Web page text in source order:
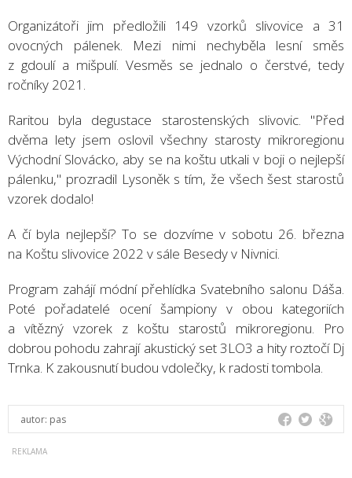
Organizátoři jim předložili 149 vzorků slivovice a 31
ovocných pálenek. Mezi nimi nechyběla lesní směs
z gdoulí a mišpulí. Vesměs se jednalo o čerstvé, tedy
ročníky 2021.
Raritou byla degustace starostenských slivovic. "Před
dvěma lety jsem oslovil všechny starosty mikroregionu
Východní Slovácko, aby se na koštu utkali v boji o nejlepší
pálenku," prozradil Lysoněk s tím, že všech šest starostů
vzorek dodalo!
A čí byla nejlepší? To se dozvíme v sobotu 26. března
na Koštu slivovice 2022 v sále Besedy v Nivnici.
Program zahájí módní přehlídka Svatebního salonu Dáša.
Poté pořadatelé ocení šampiony v obou kategoriích
a vítězný vzorek z koštu starostů mikroregionu. Pro
dobrou pohodu zahrají akustický set 3LO3 a hity roztočí Dj
Trnka. K zakousnutí budou vdolečky, k radosti tombola.
autor: pas